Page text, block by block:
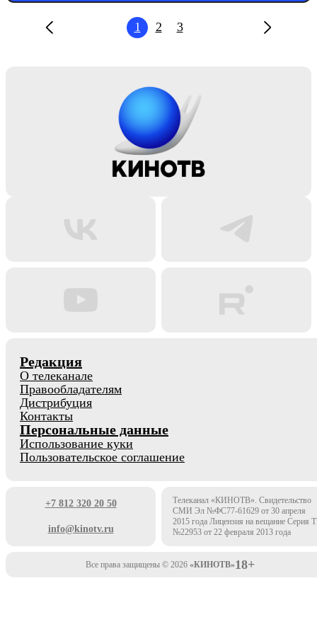
1 2 3
Редакция
О телеканале
Правообладателям
Дистрибуция
Контакты
Персональные данные
Использование куки
Пользовательское соглашение
+7 812 320 20 50
info@kinotv.ru
Телеканал «КИНОТВ». Свидетельство
СМИ Эл №ФС77-61629 от 30 апреля
2015 года Лицензия на вещание Серия
№22953 от 22 февраля 2013 года
Все права защищены © 2026 «КИНОТВ»18+